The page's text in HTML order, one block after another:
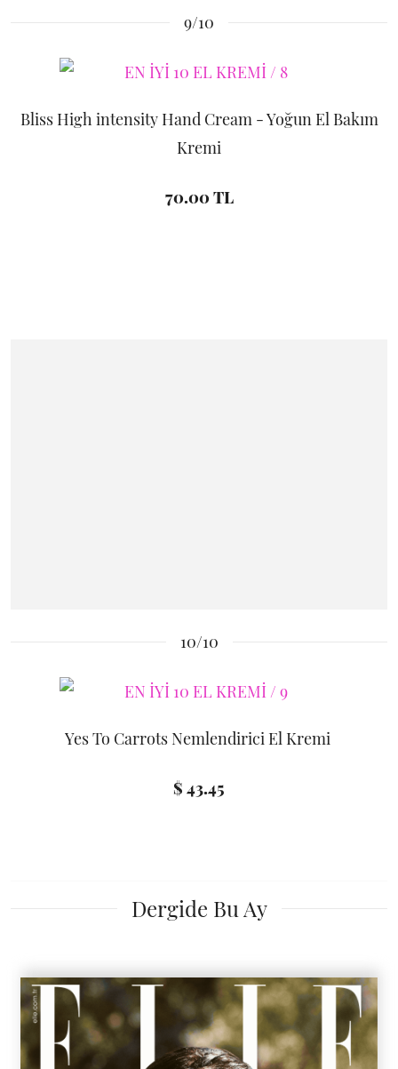
9/10
Bliss High intensity Hand Cream - Yoğun El Bakım
Kremi
70.00 TL
10/10
Yes To Carrots Nemlendirici El Kremi
$ 43.45
Dergide Bu Ay